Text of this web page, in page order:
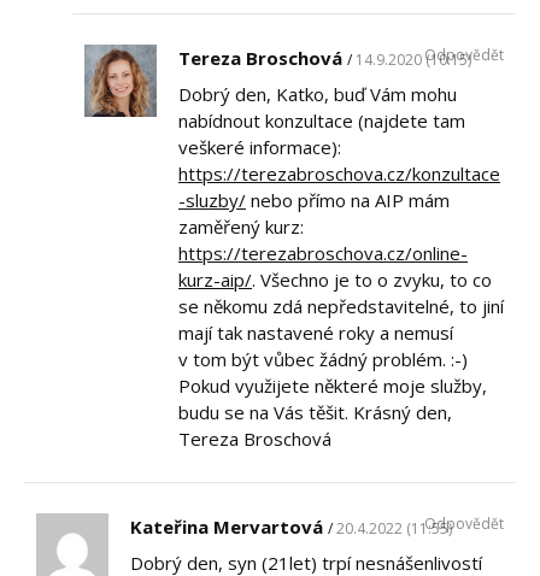
Tereza Broschová 14.9.2020 (10:15)
Dobrý den, Katko, buď Vám mohu
nabídnout konzultace (najdete tam
veškeré informace):
https://terezabroschova.cz/konzultace
-sluzby/ nebo přímo na AIP mám
zaměřený kurz:
https://terezabroschova.cz/online-
kurz-aip/. Všechno je to o zvyku, to co
se někomu zdá nepředstavitelné, to jiní
mají tak nastavené roky a nemusí
v tom být vůbec žádný problém. :-)
Pokud využijete některé moje služby,
budu se na Vás těšit. Krásný den,
Tereza Broschová
Odpovědět
Kateřina Mervartová 20.4.2022 (11:55)
Dobrý den, syn (21let) trpí nesnášenlivostí
Odpovědět